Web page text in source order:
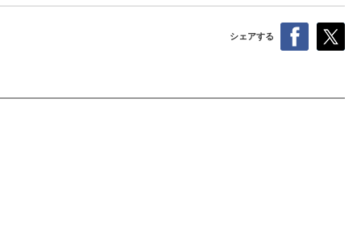
シェアする